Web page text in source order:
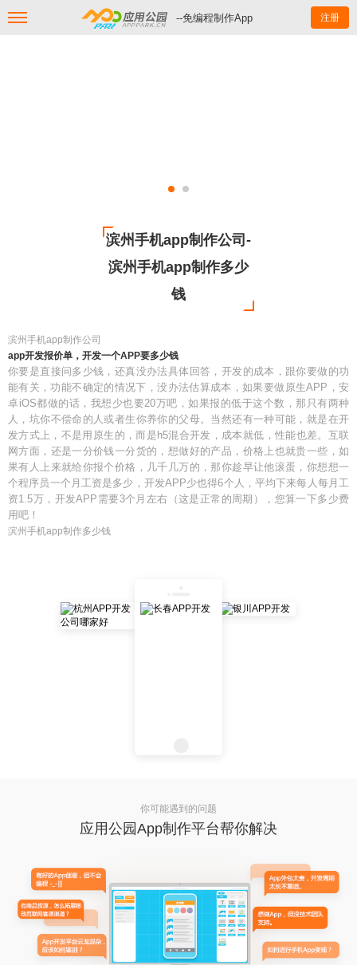
--免编程制作App 注册
滨州手机app制作公司-
滨州手机app制作多少
钱
滨州手机app制作公司
app开发报价单，开发一个APP要多少钱
你要是直接问多少钱，还真没办法具体回答，开发的成本，跟你要做的功
能有关，功能不确定的情况下，没办法估算成本，如果要做原生APP，安
卓iOS都做的话，我想少也要20万吧，如果报的低于这个数，那只有两种
人，坑你不偿命的人或者生你养你的父母。当然还有一种可能，就是在开
发方式上，不是用原生的，而是h5混合开发，成本就低，性能也差。互联
网方面，还是一分价钱一分货的，想做好的产品，价格上也就贵一些，如
果有人上来就给你报个价格，几千几万的，那你趁早让他滚蛋，你想想一
个程序员一个月工资是多少，开发APP少也得6个人，平均下来每人每月工
资1.5万，开发APP需要3个月左右（这是正常的周期），您算一下多少费
用吧！
滨州手机app制作多少钱
你可能遇到的问题
应用公园App制作平台帮你解决